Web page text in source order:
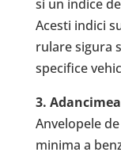
si un indice
Acesti indici
rulare sigura
specifice
3.
Anvelopele
minima a